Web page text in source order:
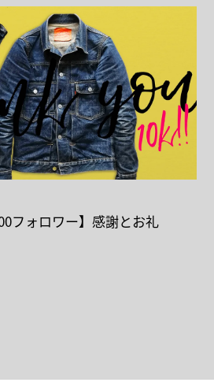
フォロワー】感謝とお礼